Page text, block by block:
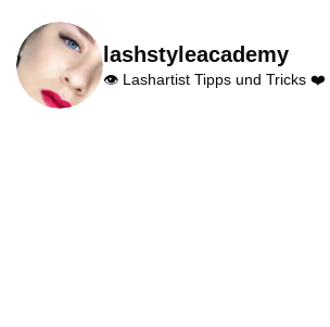
lashstyleacademy
👁 Lashartist Tipps und Tricks ❤️